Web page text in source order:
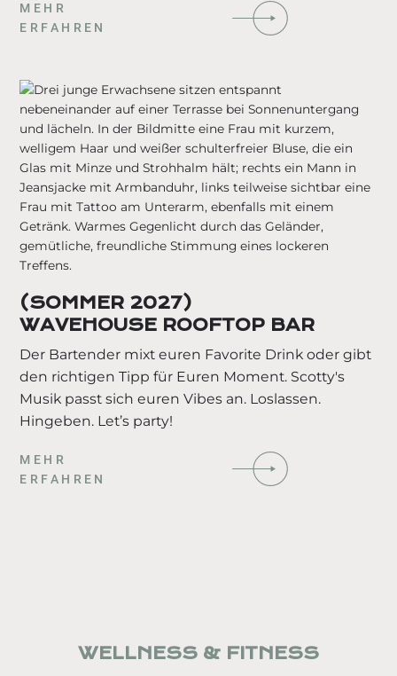
MEHR
ERFAHREN
(SOMMER 2027)
WAVEHOUSE ROOFTOP BAR
Der Bartender mixt euren Favorite Drink oder gibt
den richtigen Tipp für Euren Moment. Scotty's
Musik passt sich euren Vibes an. Loslassen.
Hingeben. Let’s party!
MEHR
ERFAHREN
WELLNESS & FITNESS